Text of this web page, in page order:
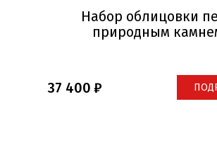
Набор облицовки
природным
37 400